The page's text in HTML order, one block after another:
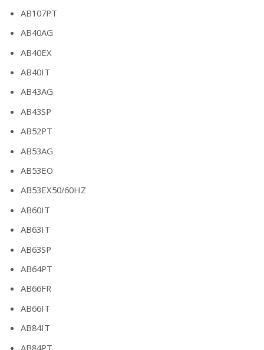
AB107PT
AB40AG
AB40EX
AB40IT
AB43AG
AB43SP
AB52PT
AB53AG
AB53EO
AB53EX50/60HZ
AB60IT
AB63IT
AB63SP
AB64PT
AB66FR
AB66IT
AB84IT
AB84PT